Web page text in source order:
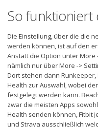
So
Die Einstellung, über die die
werden können, ist auf den
Anstatt die Option unter
nämlich nur über More ->
Dort stehen dann
Health zur Auswahl, wobei
festgelegt werden kann.
zwar die meisten Apps
Health senden können, Fitbit
und Strava ausschließlich